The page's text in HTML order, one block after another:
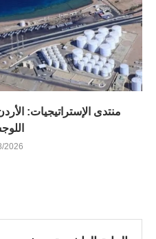
منتدى الإستراتيجيات:
2026